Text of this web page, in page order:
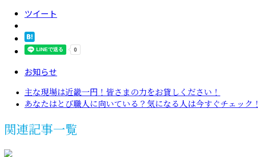
ツイート
お知らせ
主な現場は近畿一円！皆さまの力をお貸しください！
あなたはとび職人に向いている？気になる人は今すぐチェック！
関連記事一覧